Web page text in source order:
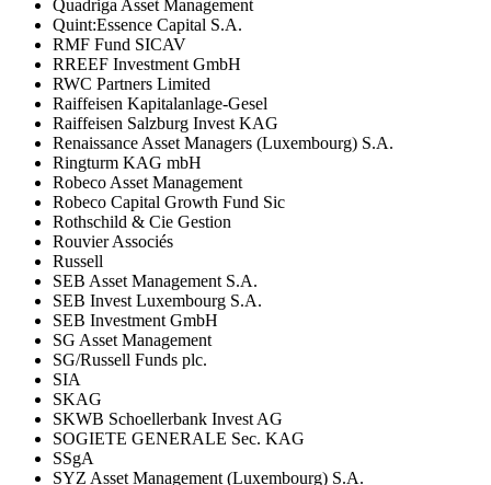
Quadriga Asset Management
Quint:Essence Capital S.A.
RMF Fund SICAV
RREEF Investment GmbH
RWC Partners Limited
Raiffeisen Kapitalanlage-Gesel
Raiffeisen Salzburg Invest KAG
Renaissance Asset Managers (Luxembourg) S.A.
Ringturm KAG mbH
Robeco Asset Management
Robeco Capital Growth Fund Sic
Rothschild & Cie Gestion
Rouvier Associés
Russell
SEB Asset Management S.A.
SEB Invest Luxembourg S.A.
SEB Investment GmbH
SG Asset Management
SG/Russell Funds plc.
SIA
SKAG
SKWB Schoellerbank Invest AG
SOGIETE GENERALE Sec. KAG
SSgA
SYZ Asset Management (Luxembourg) S.A.